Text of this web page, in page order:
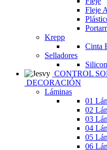
Fleje
Krepp
Cinta
Selladores
CONTROL
DECORACIÓN
Láminas
01
02
03
04
05
06